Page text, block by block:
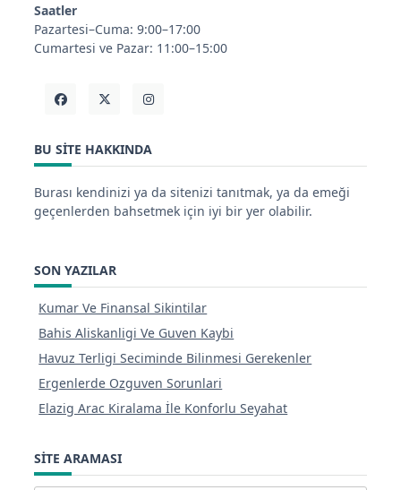
Saatler
Pazartesi–Cuma: 9:00–17:00
Cumartesi ve Pazar: 11:00–15:00
BU SITE HAKKINDA
Burası kendinizi ya da sitenizi tanıtmak, ya da emeği
geçenlerden bahsetmek için iyi bir yer olabilir.
SON YAZILAR
Kumar Ve Finansal Sikintilar
Bahis Aliskanligi Ve Guven Kaybi
Havuz Terligi Seciminde Bilinmesi Gerekenler
Ergenlerde Ozguven Sorunlari
Elazig Arac Kiralama İle Konforlu Seyahat
SITE ARAMASI